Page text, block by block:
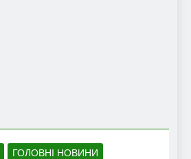
ГОЛОВНІ НОВИНИ